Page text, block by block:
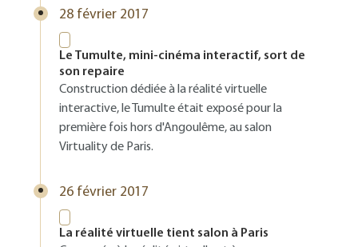
28 février 2017
Le Tumulte, mini-cinéma interactif, sort de
son repaire
Construction dédiée à la réalité virtuelle
interactive, le Tumulte était exposé pour la
première fois hors d'Angoulême, au salon
Virtuality de Paris.
26 février 2017
La réalité virtuelle tient salon à Paris